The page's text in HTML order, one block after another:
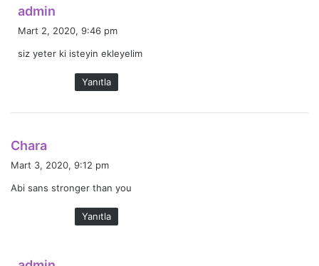
admin
Mart 2, 2020, 9:46 pm
siz yeter ki isteyin ekleyelim
Yanıtla
Chara
i
Mart 3, 2020, 9:12 pm
Abi sans stronger than you
Yanıtla